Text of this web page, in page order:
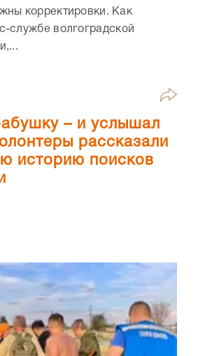
корректировки. Как
службе волгоградской
– и услышал
рассказали
историю поисков